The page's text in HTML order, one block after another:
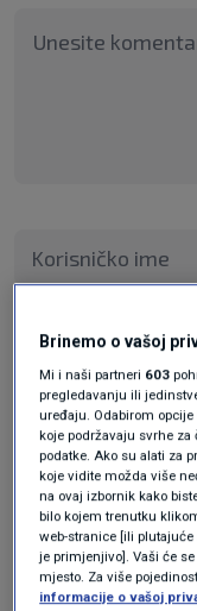
Brinemo o vašoj
Mi i naši partneri 603
pregledavanju ili
uređaju. Odabirom
koje podržavaju svrhe
podatke. Ako su alati za
koje vidite možda više
na ovaj izbornik kako
bilo kojem trenutku
web-stranice [ili
je primjenjivo]. Vaši će
mjesto. Za više
informacije o vašoj